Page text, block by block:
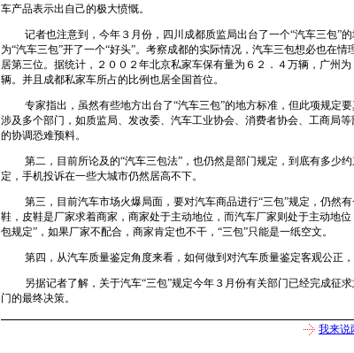
车产品表示出自己的极大愤慨。
记者也注意到，今年３月份，四川成都质监局出台了一个“汽车三包”的
为“汽车三包”开了一个“好头”。考察成都的实际情况，汽车三包想必也在
居第三位。据统计，２００２年北京私家车保有量为６２．４万辆，广州
辆。并且成都私家车所占的比例也居全国首位。
专家指出，虽然有些地方出台了“汽车三包”的地方标准，但此项规定要
涉及多个部门，如质监局、发改委、汽车工业协会、消费者协会、工商局
的协调恐难预料。
第二，目前所论及的“汽车三包法”，也仍然是部门规定，到底有多少约
定，手机投诉在一些大城市仍然居高不下。
第三，目前汽车市场火爆局面，要对汽车商品进行“三包”规定，仍然有
鞋，皮鞋是厂家求着商家，商家处于主动地位，而汽车厂家则处于主动地
包规定”，如果厂家不配合，商家肯定也不干，“三包”只能是一纸空文。
第四，从汽车质量鉴定角度来看，如何做到对汽车质量鉴定客观公正，
另据记者了解，关于汽车“三包”规定今年３月份有关部门已经完成征求
门的最终决策。
我来说